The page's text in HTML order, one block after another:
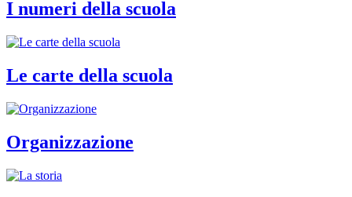
I numeri della scuola
Le carte della scuola
Organizzazione